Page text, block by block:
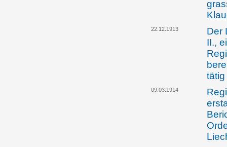
22.12.1913
Der
II.,
09.03.1914